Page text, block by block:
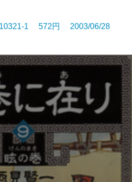
1 572円 2003/06/28